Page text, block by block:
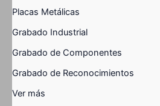
Placas Metálicas
Grabado Industrial
Grabado de Componentes
Grabado de Reconocimientos
Ver más